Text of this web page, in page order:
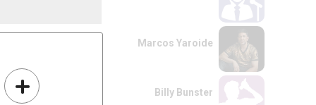
1-0----------------
3-1-1---1------
2---2--------
3------------
0------------
3------------
+
Marcos Yaroide
Billy Bunster